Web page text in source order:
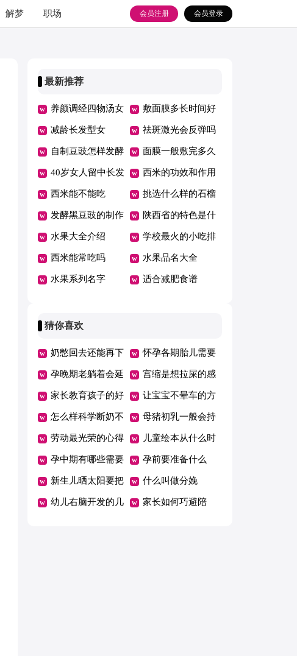
解梦 职场 会员登录
会员注册
最新推荐
养颜调经四物汤女
人都要喝
敷面膜多长时间好
减龄长发型女 祛斑激光会反弹吗
自制豆豉怎样发酵
窍门
面膜一般敷完多久
后洗脸
40岁女人留中长发
哪种发型最时尚
西米的功效和作用
哪些人不能吃
西米能不能吃 挑选什么样的石榴
好吃
发酵黑豆豉的制作
方法窍门
陕西省的特色是什
么
水果大全介绍 学校最火的小吃排
行榜
西米能常吃吗 水果品名大全
水果系列名字 适合减肥食谱
猜你喜欢
奶憋回去还能再下
来吗
怀孕各期胎儿需要
的营养
孕晚期老躺着会延
期吗
宫缩是想拉屎的感
觉吗
家长教育孩子的好
方法总结一年级
让宝宝不晕车的方
法
怎么样科学断奶不
坑娃
母猪初乳一般会持
续几天
劳动最光荣的心得
体会范文（精选5
篇）
儿童绘本从什么时
候开始看有哪些好
处
孕中期有哪些需要
注意的事项
孕前要准备什么
新生儿晒太阳要把
衣服脱了吗
什么叫做分娩
幼儿右脑开发的几 家长如何巧避陪